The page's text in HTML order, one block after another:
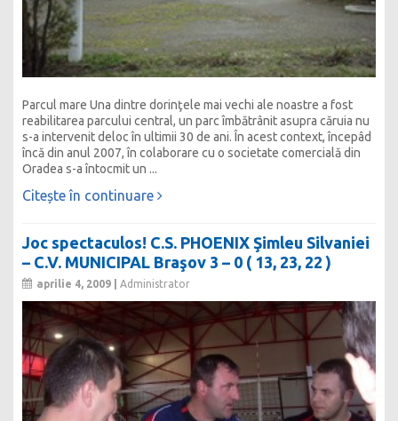
Parcul mare Una dintre dorinţele mai vechi ale noastre a fost
reabilitarea parcului central, un parc îmbătrânit asupra căruia nu
s-a intervenit deloc în ultimii 30 de ani. În acest context, începâd
încă din anul 2007, în colaborare cu o societate comercială din
Oradea s-a întocmit un ...
Citește în continuare
Joc spectaculos! C.S. PHOENIX Şimleu Silvaniei
– C.V. MUNICIPAL Braşov 3 – 0 ( 13, 23, 22 )
aprilie 4, 2009 | Administrator